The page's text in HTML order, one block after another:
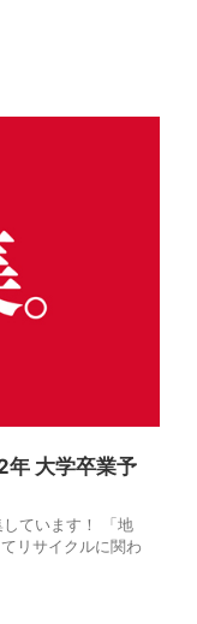
年 大学卒業予
ています！ 「地
リサイクルに関わ